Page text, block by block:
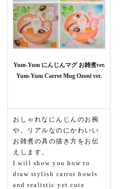
Yum-Yum にんじんマグ お雑煮ver.
Yum-Yum Carrot Mug Ozoni ver.
おしゃれなにんじんのお椀
や、リアルなのにかわいい
お雑煮の具の描き方をお伝
えします。
I will show you how to
draw stylish carrot bowls
and realistic yet cute